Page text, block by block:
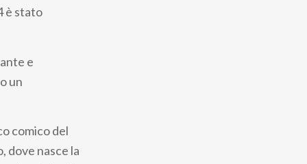
è stato
e
un
comico del
dove nasce la